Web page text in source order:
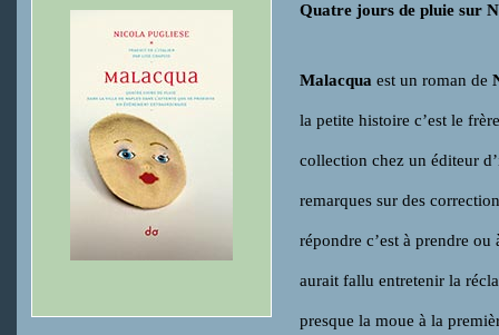
Quatre jours de pluie sur
Malacqua est un roman de
la petite histoire c’est le
collection chez un éditeur
remarques sur des
répondre c’est à prendre
aurait fallu entretenir la
presque la moue à la